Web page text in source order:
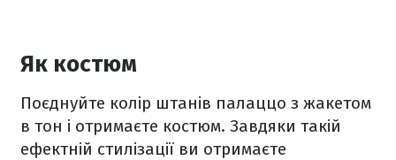
Як костюм
Поєднуйте колір штанів палаццо з жакетом
в тон і отримаєте костюм. Завдяки такій
ефектній стилізації ви отримаєте